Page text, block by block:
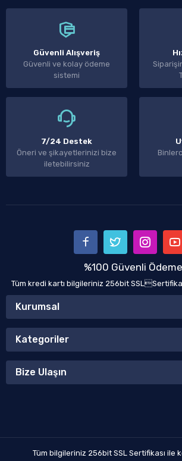
Güvenli Alışveriş
Güvenli ve kolay ödeme
sistemi
7/24 Destek
Öneri ve şikayetlerinizi bize
iletebilirsiniz
%100 Güvenli Ödeme
Tüm kredi kartı bilgileriniz 256bit
Kurumsal
Kategoriler
Bize Ulaşın
Tüm bilgileriniz 256bit SSL Sertifikası ile